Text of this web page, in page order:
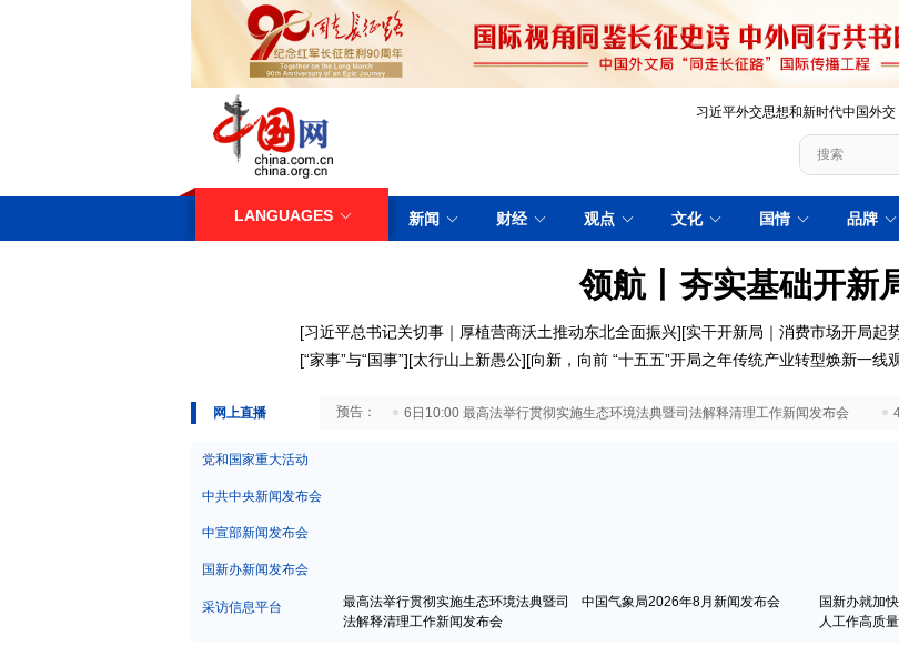
习近平外交思想和新时代中国外交
LANGUAGES 新闻 财经 观点 文化 国情 品牌
领航丨夯实基础开新
[习近平总书记关切事｜厚植营商沃土推动东北全面振兴][实干开新局｜消费市场开局起
[“家事”与“国事”][太行山上新愚公][向新，向前 “十五五”开局之年传统产业转型焕新一线
网上直播
29日10:00 国务院台湾事务办公室7月29日举行新闻发布会 6日10:00 最高法举行贯彻实施生态环境法典暨司法解释清理工作新闻发布会
党和国家重大活动
中共中央新闻发布会
中宣部新闻发布会
国新办新闻发布会
采访信息平台
最高法举行贯彻实施生态环境法典暨司
法解释清理工作新闻发布会
中国气象局2026年8月新闻发布会
国新办就加
人工作高质